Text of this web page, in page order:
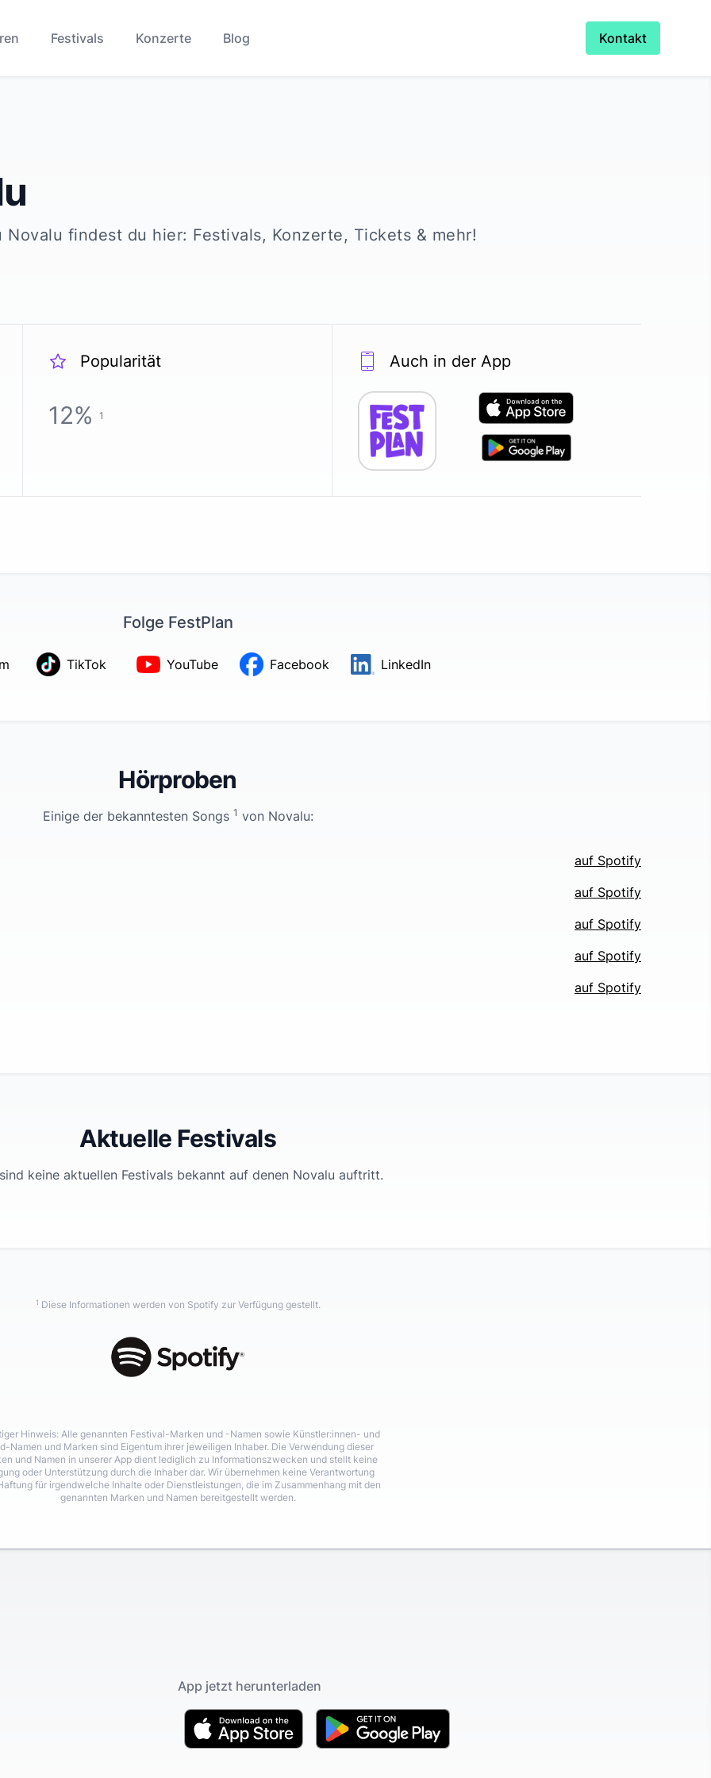
Festivals Konzerte Blog Kontakt
Novalu findest du hier: Festivals, Konzerte, Tickets & mehr!
Popularität
12% 1
Auch in der App
Folge FestPlan
TikTok YouTube Facebook LinkedIn
Hörproben
Einige der bekanntesten Songs 1 von Novalu:
auf Spotify
auf Spotify
auf Spotify
auf Spotify
auf Spotify
Aktuelle Festivals
keine aktuellen Festivals bekannt auf denen Novalu auftritt.
1 Diese Informationen werden von Spotify zur Verfügung gestellt.
Hinweis: Alle genannten Festival-Marken und -Namen sowie Künstler:innen- und
Namen und Marken sind Eigentum ihrer jeweiligen Inhaber. Die Verwendung dieser
und Namen in unserer App dient lediglich zu Informationszwecken und stellt keine
oder Unterstützung durch die Inhaber dar. Wir übernehmen keine Verantwortung
für irgendwelche Inhalte oder Dienstleistungen, die im Zusammenhang mit den
genannten Marken und Namen bereitgestellt werden.
App jetzt herunterladen